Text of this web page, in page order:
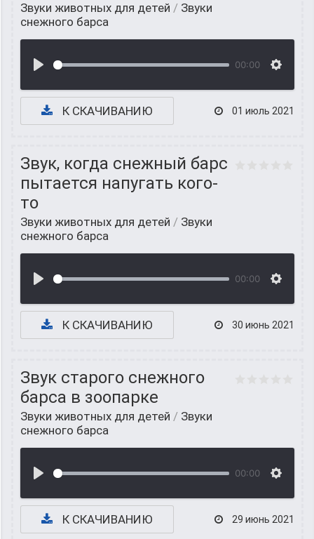
Звуки животных для детей / Звуки
снежного барса
00:00
К СКАЧИВАНИЮ 01 июль 2021
Звук, когда снежный барс
пытается напугать кого-
то
Звуки животных для детей / Звуки
снежного барса
00:00
К СКАЧИВАНИЮ 30 июнь 2021
Звук старого снежного
барса в зоопарке
Звуки животных для детей / Звуки
снежного барса
00:00
К СКАЧИВАНИЮ 29 июнь 2021